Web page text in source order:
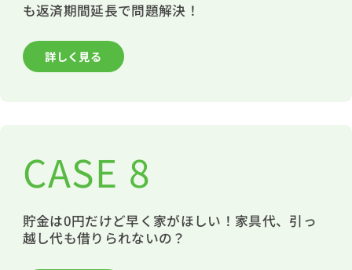
も返済期間延長で問題解決！
詳しく見る
CASE 8
貯金は0円だけど早く家がほしい！家具代、引っ
越し代も借りられないの？